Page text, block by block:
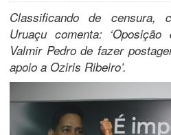
Classificando de censura,
Uruaçu comenta:
Valmir Pedro de fazer
apoio a Oziris Ribeiro’.